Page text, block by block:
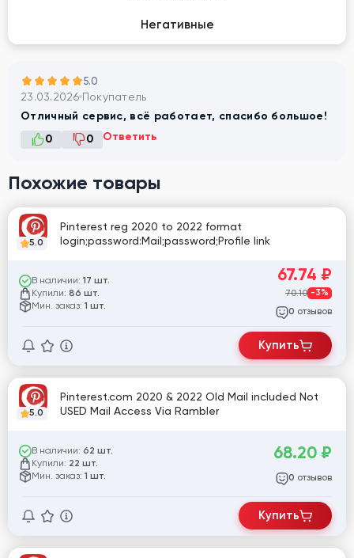
Негативные
5.0
23.03.2026 Покупатель
Отличный сервис, всё работает, спасибо большое!
0
0 Ответить
Похожие товары
5.0
Pinterest reg 2020 to 2022 format
login;password:Mail;password;Profile link
В наличии: 17 шт.
Купили: 86 шт.
Мин. заказ: 1 шт.
67.74 ₽
70.10 -3%
0 отзывов
Купить
5.0
Pinterest.com 2020 & 2022 Old Mail included Not
USED Mail Access Via Rambler
В наличии: 62 шт.
Купили: 22 шт.
Мин. заказ: 1 шт.
68.20 ₽
0 отзывов
Купить